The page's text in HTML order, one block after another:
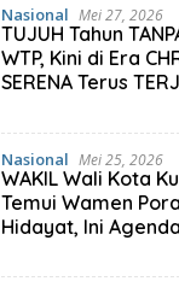
Nasional Mei 27, 2026
TUJUH Tahun
WTP, Kini di Era
SERENA Terus
Nasional Mei 25, 2026
WAKIL Wali Kota
Temui Wamen
Hidayat, Ini